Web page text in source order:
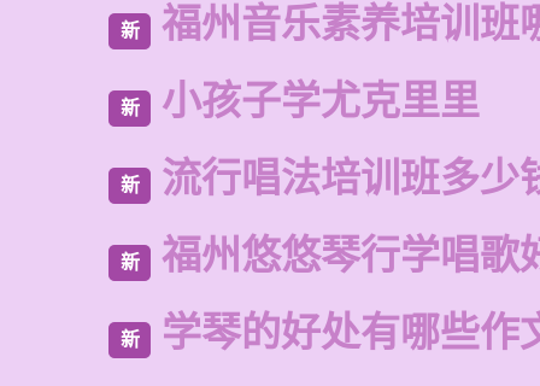
新 福州音乐素养培训班
新 小孩子学尤克里里
新 流行唱法培训班多少
新 福州悠悠琴行学唱歌
新 学琴的好处有哪些作